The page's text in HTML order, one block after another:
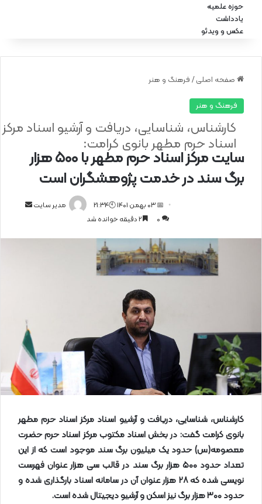
حوزه علمیه
یادداشت
عکس و ویدئو
صفحه اصلی / فرهنگ و هنر
فرهنگ و هنر
سایت مرکز اسناد حرم مطهر با ۵۰۰ هزار
برگ سند در خدمت پژوهشگران است
کارشناس، شناسایی، دریافت و آرشیو اسناد مرکز
اسناد حرم مطهر بانوی کرامت:
مدیر سایت
ل
📅 03 بهمن 1401 🕙21:34
0
کارشناس، شناسایی، دریافت و آرشیو اسناد مرکز اسناد حرم مطهر
بانوی کرامت گفت: در بخش اسناد مکتوب مرکز اسناد حرم حضرت
معصومه(س) حدود یک میلیون برگ سند موجود است که از این
تعداد حدود۵۰۰ هزار برگ سند در قالب سی هزار عنوان فهرست
نویسی شده که۲۸ هزار عنوان آن در سامانه اسناد بارگذاری شده و
حدود۳۰۰هزار برگ نیز اسکن و آرشیو دیجیتال شده است.